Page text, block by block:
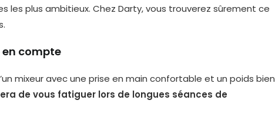
les plus ambitieux. Chez Darty, vous trouverez sûrement ce
compte
mixeur avec une prise en main confortable et un poids bien
de vous fatiguer lors de longues séances de